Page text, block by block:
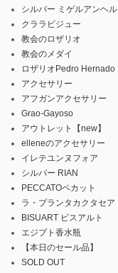
シルバー ミゲルアンヘル
クララビジュー
教会のロザリオ
教会のメダイ
ロザリオPedro Hernado
アクセサリー
アフガンアクセサリー
Grao-Gayoso
アウトレット【new】
elleneのアクセサリー
イレテユンヌフォア
シルバー RIAN
PECCATOペカット
ラ・プランタカクタセア
BISUART ビスアルト
エジプト香水瓶
【本日のセール品】
SOLD OUT